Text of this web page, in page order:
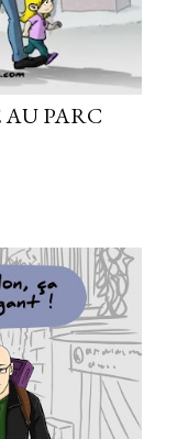
PARC